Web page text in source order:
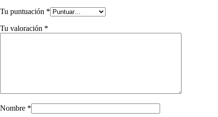
Tu puntuación *
Tu valoración *
Nombre *